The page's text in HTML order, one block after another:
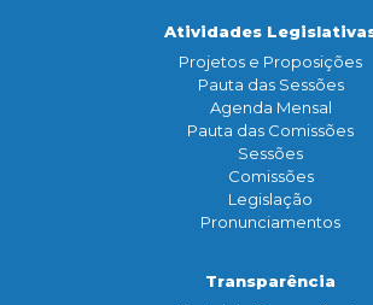
Atividades
Projetos e Proposições
Pauta das Sessões
Agenda Mensal
Pauta das Comissões
Sessões
Comissões
Legislação
Pronunciamentos
Transparência